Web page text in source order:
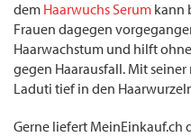
dem Haarwuchs Serum kann
Frauen dagegen
Haarwachstum und hilft
gegen Haarausfall. Mit
Laduti tief in den
Gerne liefert MeinEinkauf.ch